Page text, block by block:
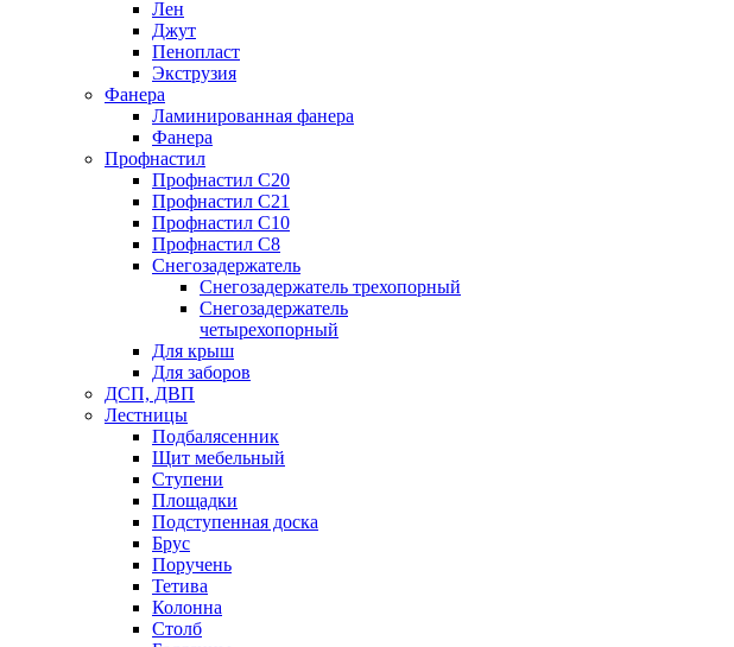
Лен
Джут
Пенопласт
Экструзия
Фанера
Ламинированная фанера
Фанера
Профнастил
Профнастил С20
Профнастил С21
Профнастил С10
Профнастил С8
Снегозадержатель
Снегозадержатель трехопорный
Снегозадержатель
четырехопорный
Для крыш
Для заборов
ДСП, ДВП
Лестницы
Подбалясенник
Щит мебельный
Ступени
Площадки
Подступенная доска
Брус
Поручень
Тетива
Колонна
Столб